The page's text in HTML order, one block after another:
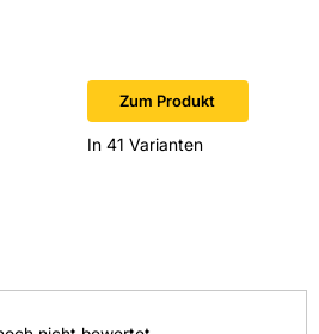
Zum Produkt
In 41 Varianten